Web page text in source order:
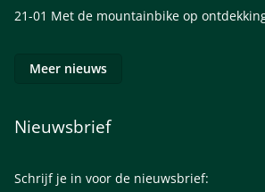
21-01 Met de mountainbike op
Meer nieuws
Nieuwsbrief
Schrijf je in voor de nieuwsbrief: